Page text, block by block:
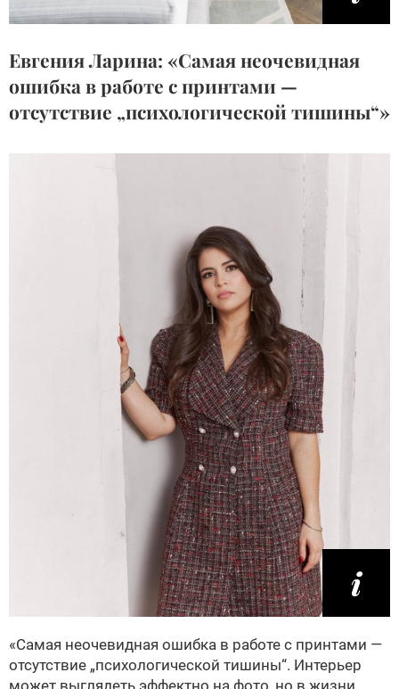
Евгения Ларина: «Самая неочевидная
ошибка в работе с принтами —
отсутствие „психологической тишины“»
«Самая неочевидная ошибка в работе с принтами —
отсутствие „психологической тишины“. Интерьер
может выглядеть эффектно на фото, но в жизни